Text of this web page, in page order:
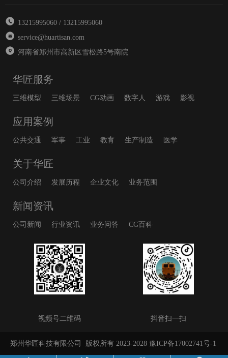
13215995060 / 13215995060
service@huartisan.com
河南省郑州市高新区雪松路5号南院
华匠服务
三维模型 三维场景 CG动画 数字人 游戏 影视
应用案例
公共交通 军事 工业 教育 生产制造 医学
关于华匠
公司介绍 发展历程 企业文化 业务范围
新闻资讯
公司新闻 行业资讯 业务问答 CG百科
视频号二维码 抖音扫一扫
郑州华匠科技有限公司 版权所有 2023-2028 豫ICP备17002741号-1